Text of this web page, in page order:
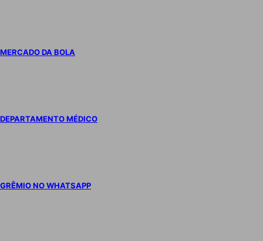
MERCADO DA BOLA
DEPARTAMENTO MÉDICO
GRÊMIO NO WHATSAPP